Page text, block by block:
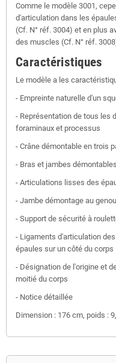
Comme le modèle 3001,
d'articulation dans les
(Cf. N° réf. 3004) et en plus
des muscles (Cf. N° réf.
Caractéristiques
Le modèle a les
- Empreinte naturelle d'un
- Représentation de tous les
foraminaux et processus
- Crâne démontable en trois
- Bras et jambes démontables
- Articulations lisses des
- Jambe démontage au
- Support de sécurité à
- Ligaments d'articulation
épaules sur un côté du corps
- Désignation de l'origine et
moitié du corps
- Notice détaillée
Dimension : 176 cm, poids :